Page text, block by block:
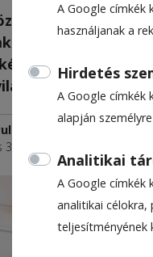
A Google címkék
használjanak a
Hirdetés
A Google címkék
alapján
Analitikai
A Google címkék
analitikai célokra,
teljesítményének
asztalifoci-
Kupán a
szakágban
7:20